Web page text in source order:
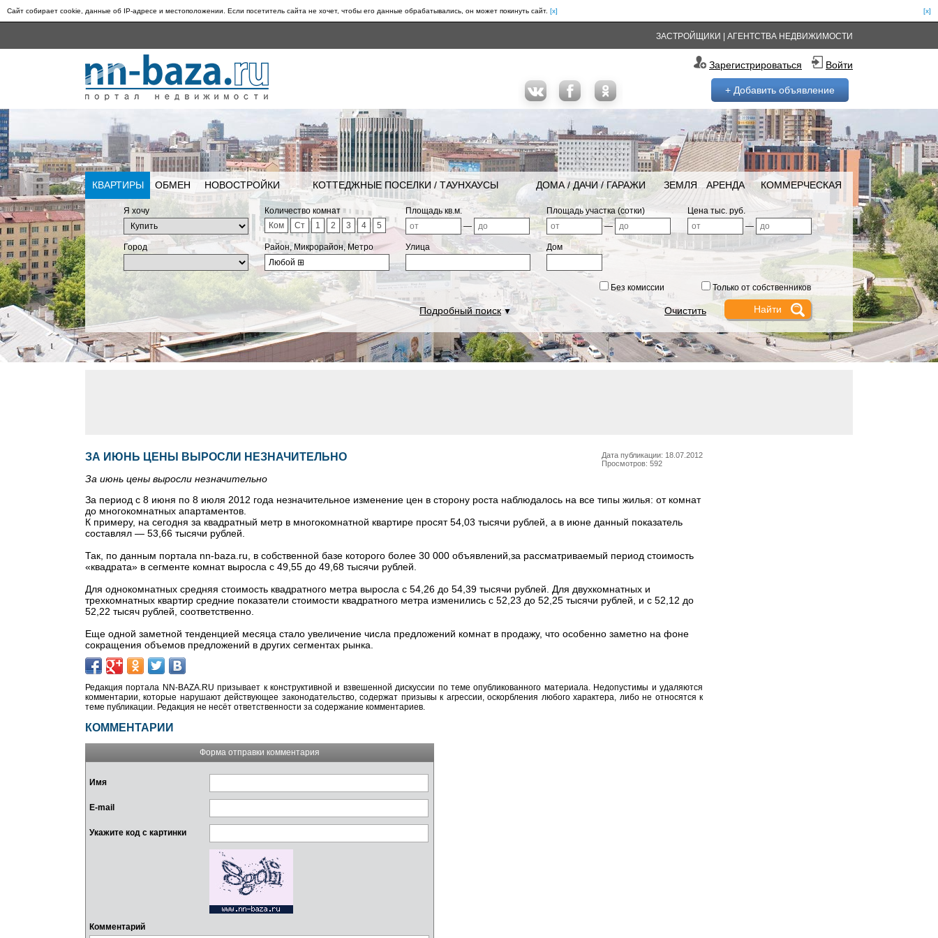
Сайт собирает cookie, данные об IP-адресе и местоположении. Если посетитель сайта не хочет, чтобы его данные обрабатывались, он может покинуть сайт. [x]
[x]
ЗАСТРОЙЩИКИ АГЕНТСТВА НЕДВИЖИМОСТИ
Зарегистрироваться Войти
+ Добавить объявление
КВАРТИРЫ ОБМЕН НОВОСТРОЙКИ КОТТЕДЖНЫЕ ПОСЕЛКИ / ТАУНХАУСЫ ДОМА / ДАЧИ / ГАРАЖИ ЗЕМЛЯ АРЕНДА КОММЕРЧЕСКАЯ
Я хочу
Количество комнат
Ком
Ст 1 2 3 4 5
Площадь кв.м.
—
Площадь участка (сотки)
—
Цена тыс. руб.
—
Город
Район, Микрорайон, Метро
Любой ⊞
Улица Дом
Без комиссии Только от собственников
Подробный поиск▼ Очистить
Дата публикации: 18.07.2012
Просмотров: 592
ЗА ИЮНЬ ЦЕНЫ ВЫРОСЛИ НЕЗНАЧИТЕЛЬНО
За июнь цены выросли незначительно
За период с 8 июня по 8 июля 2012 года незначительное изменение цен в сторону роста наблюдалось на все типы жилья: от комнат
до многокомнатных апартаментов.
К примеру, на сегодня за квадратный метр в многокомнатной квартире просят 54,03 тысячи рублей, а в июне данный показатель
составлял — 53,66 тысячи рублей.
Так, по данным портала nn-baza.ru, в собственной базе которого более 30 000 объявлений,за рассматриваемый период стоимость
«квадрата» в сегменте комнат выросла с 49,55 до 49,68 тысячи рублей.
Для однокомнатных средняя стоимость квадратного метра выросла с 54,26 до 54,39 тысячи рублей. Для двухкомнатных и
трехкомнатных квартир средние показатели стоимости квадратного метра изменились с 52,23 до 52,25 тысячи рублей, и с 52,12 до
52,22 тысяч рублей, соответственно.
Еще одной заметной тенденцией месяца стало увеличение числа предложений комнат в продажу, что особенно заметно на фоне
сокращения объемов предложений в других сегментах рынка.
Редакция портала NN-BAZA.RU призывает к конструктивной и взвешенной дискуссии по теме опубликованного материала. Недопустимы и удаляются
комментарии, которые нарушают действующее законодательство, содержат призывы к агрессии, оскорбления любого характера, либо не относятся к
теме публикации. Редакция не несёт ответственности за содержание комментариев.
КОММЕНТАРИИ
Форма отправки комментария
Имя
E-mail
Укажите код с картинки
Комментарий